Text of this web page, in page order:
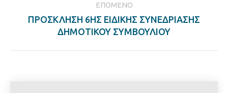
ΕΠΌΜΕΝΟ
Next
post:
ΠΡΟΣΚΛΗΣΗ 6ΗΣ ΕΙΔΙΚΗΣ ΣΥΝΕΔΡΙΑΣΗΣ
ΔΗΜΟΤΙΚΟΥ ΣΥΜΒΟΥΛΙΟΥ